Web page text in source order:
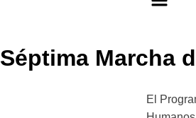
Séptima Marcha
El